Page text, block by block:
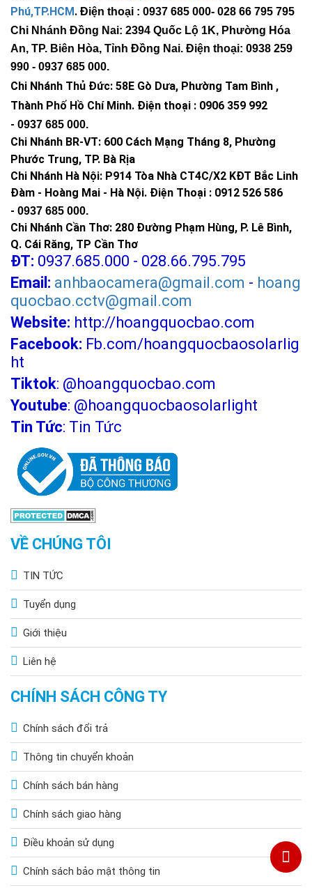
Phú,TP.HCM. Điện thoại : 0937 685 000- 028 66 795 795
Chi Nhánh Đồng Nai: 2394 Quốc Lộ 1K, Phường Hóa
An, TP. Biên Hòa, Tỉnh Đồng Nai. Điện thoại: 0938 259
990 - 0937 685 000.
Chi Nhánh Thủ Đức: 58E Gò Dưa, Phường Tam Bình ,
Thành Phố Hồ Chí Minh. Điện thoại : 0906 359 992
- 0937 685 000.
Chi Nhánh BR-VT: 600 Cách Mạng Tháng 8, Phường
Phước Trung, TP. Bà Rịa
Chi Nhánh Hà Nội: P914 Tòa Nhà CT4C/X2 KĐT Bắc Linh
Đàm - Hoàng Mai - Hà Nội. Điện Thoại : 0912 526 586
- 0937 685 000.
Chi Nhánh Cần Thơ: 280 Đường Phạm Hùng, P. Lê Bình,
Q. Cái Răng, TP Cần Thơ
ĐT: 0937.685.000 - 028.66.795.795
Email: anhbaocamera@gmail.com - hoang
quocbao.cctv@gmail.com
Website: http://hoangquocbao.com
Facebook: Fb.com/hoangquocbaosolarlig
ht
Tiktok: @hoangquocbao.com
Youtube: @hoangquocbaosolarlight
Tin Tức: Tin Tức
VỀ CHÚNG TÔI
TIN TỨC
Tuyển dụng
Giới thiệu
Liên hệ
CHÍNH SÁCH CÔNG TY
Chính sách đổi trả
Thông tin chuyển khoản
Chính sách bán hàng
Chính sách giao hàng
Điều khoản sử dụng
Chính sách bảo mật thông tin